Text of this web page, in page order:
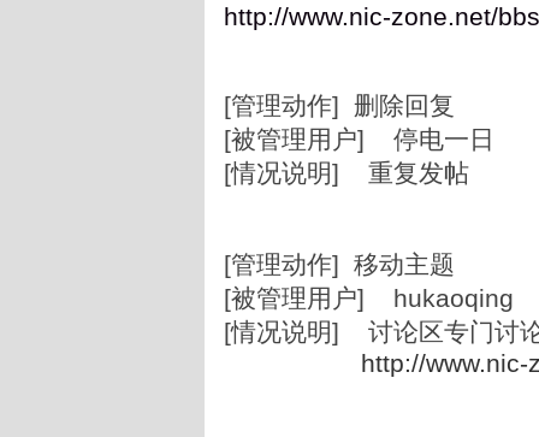
http://www.nic-zone.net/
[管理动作] 删除回复
[被管理用户] 停电一日
[情况说明] 重复发帖
[管理动作] 移动主题
[被管理用户] hukaoqing
[情况说明] 讨论区专门讨
http://